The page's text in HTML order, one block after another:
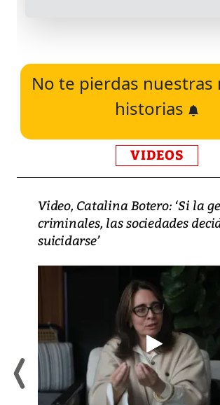
No te pierdas nuestras
historias
VIDEOS
Video, Catalina Botero: ‘Si la
criminales, las sociedades
suicidarse’